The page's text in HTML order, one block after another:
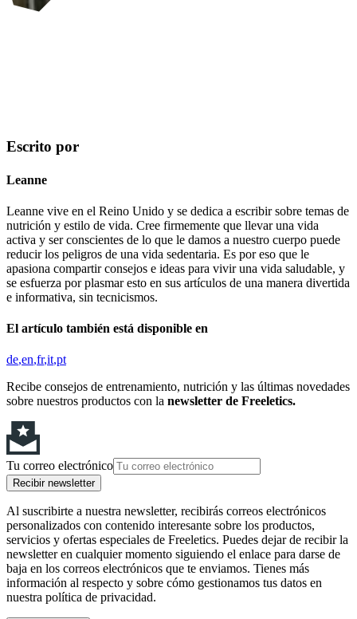
Escrito por
Leanne
Leanne vive en el Reino Unido y se dedica a escribir sobre temas de
nutrición y estilo de vida. Cree firmemente que llevar una vida
activa y ser conscientes de lo que le damos a nuestro cuerpo puede
reducir los peligros de una vida sedentaria. Es por eso que le
apasiona compartir consejos e ideas para vivir una vida saludable, y
se esfuerza por plasmar esto en sus artículos de una manera divertida
e informativa, sin tecnicismos.
El artículo también está disponible en
de en fr it pt
Recibe consejos de entrenamiento, nutrición y las últimas novedades
sobre nuestros productos con la newsletter de Freeletics.
Tu correo electrónico
Recibir newsletter
Al suscribirte a nuestra newsletter, recibirás correos electrónicos
personalizados con contenido interesante sobre los productos,
servicios y ofertas especiales de Freeletics. Puedes dejar de recibir la
newsletter en cualquier momento siguiendo el enlace para darse de
baja en los correos electrónicos que te enviamos. Tienes más
información al respecto y sobre cómo gestionamos tus datos en
nuestra política de privacidad.